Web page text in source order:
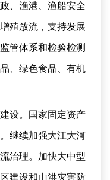
、渔港、渔船安全
殖放流，支持发展
管体系和检验检测
、绿色食品、有机
设。国家固定资产
继续加强大江大河
治理。加快大中型
建设和山洪灾害防